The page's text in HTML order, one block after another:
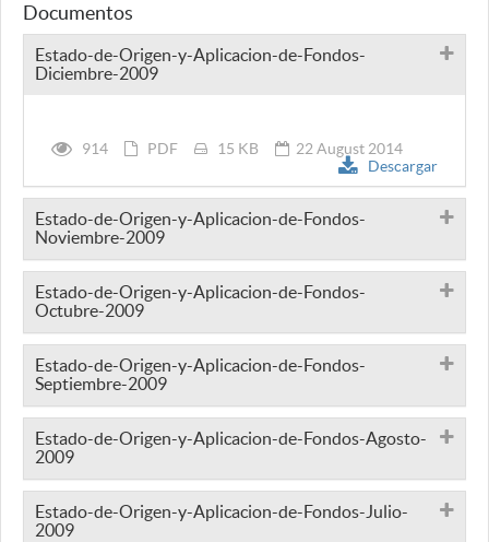
Documentos
Estado-de-Origen-y-Aplicacion-de-Fondos-
Diciembre-2009
914 PDF 15 KB
22 August 2014
Descargar
Estado-de-Origen-y-Aplicacion-de-Fondos-
Noviembre-2009
Estado-de-Origen-y-Aplicacion-de-Fondos-
Octubre-2009
Estado-de-Origen-y-Aplicacion-de-Fondos-
Septiembre-2009
Estado-de-Origen-y-Aplicacion-de-Fondos-Agosto-
2009
Estado-de-Origen-y-Aplicacion-de-Fondos-Julio-
2009